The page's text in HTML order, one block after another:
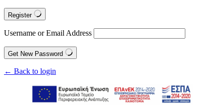
Register
Username or Email Address
Get New Password
← Back to login